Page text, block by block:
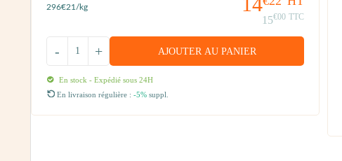
15€00 TTC
296€21/kg
+
- AJOUTER AU PANIER
En stock - Expédié sous 24H
En livraison régulière : -5% suppl.